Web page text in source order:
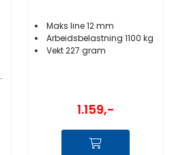
Maks line 12 mm
Arbeidsbelastning 1100 kg
Vekt 227 gram
1.159,-